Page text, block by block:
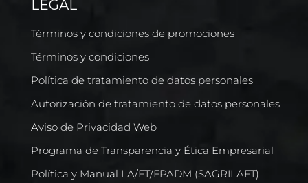
LEGAL
Términos y condiciones de promociones
Términos y condiciones
Política de tratamiento de datos personales
Autorización de tratamiento de datos personales
Aviso de Privacidad Web
Programa de Transparencia y Ética Empresarial
Política y Manual LA/FT/FPADM (SAGRILAFT)